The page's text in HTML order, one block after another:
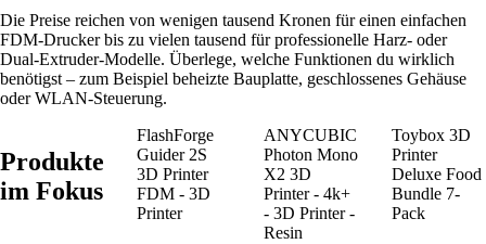
Die Preise reichen von wenigen tausend Kronen für einen einfachen
FDM-Drucker bis zu vielen tausend für professionelle Harz- oder
Dual-Extruder-Modelle. Überlege, welche Funktionen du wirklich
benötigst – zum Beispiel beheizte Bauplatte, geschlossenes Gehäuse
oder WLAN-Steuerung.
Produkte
im Fokus
FlashForge
Guider 2S
3D Printer
FDM - 3D
Printer
ANYCUBIC
Photon Mono
X2 3D
Printer - 4k+
- 3D Printer -
Resin
Toybox 3D
Printer
Deluxe Food
Bundle 7-
Pack